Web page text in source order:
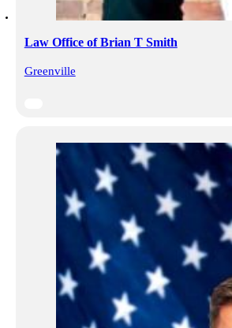
Law Office of Brian T Smith
Greenville